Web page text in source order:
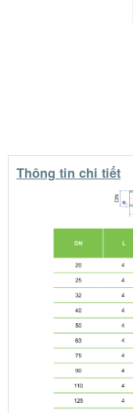
Thông tin chi tiết